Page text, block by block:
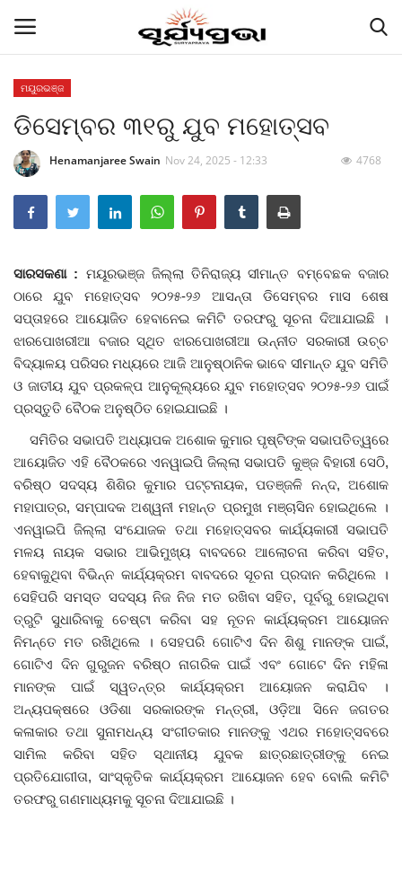
Contact
Gallery
E-paper
ରାଜ୍ୟ
ରାଜନୀତି
କି କଥା ବୋଇଲେ
ଦେଶ ବିଦେଶ
ପ୍ରଶାସନ ଖବର
ଜିଲ୍ଲା
ଆପଣଙ୍କ କଲମରୁ
ମହାନଗର
ଅପରାଧ
ଖେଳ ଖବର
ବିଶେଷ
ମୟୁରଭଞ୍ଜ
ଡିସେମ୍ବର ୩୧ରୁ ଯୁବ ମହୋତ୍ସବ
Henamanjaree Swain Nov 24, 2025 - 12:33 4768
ସାରସକଣା : ମୟୂରଭଞ୍ଜ ଜିଲ୍ଲା ତିନିରାଜ୍ୟ ସୀମାନ୍ତ ବମ୍ବେଛକ ବଜାର
ଠାରେ ଯୁବ ମହୋତ୍ସବ ୨୦୨୫-୨୬ ଆସନ୍ତା ଡିସେମ୍ବର ମାସ ଶେଷ
ସପ୍ତାହରେ ଆୟୋଜିତ ହେବାନେଇ କମିଟି ତରଫରୁ ସୂଚନା ଦିଆଯାଇଛି ।
ଝାରପୋଖରୀଆ ବଜାର ସ୍ଥିତ ଝାରପୋଖରୀଆ ଉନ୍ନୀତ ସରକାରୀ ଉଚ୍ଚ
ବିଦ୍ୟାଳୟ ପରିସର ମଧ୍ୟରେ ଆଜି ଆନୁଷ୍ଠାନିକ ଭାବେ ସୀମାନ୍ତ ଯୁବ ସମିତି
ଓ ଜାତୀୟ ଯୁବ ପ୍ରକଳ୍ପ ଆନୁକୂଲ୍ୟରେ ଯୁବ ମହୋତ୍ସବ ୨୦୨୫-୨୬ ପାଇଁ
ପ୍ରସ୍ତୁତି ବୈଠକ ଅନୁଷ୍ଠିତ ହୋଇଯାଇଛି ।
ସମିତିର ସଭାପତି ଅଧ୍ୟାପକ ଅଶୋକ କୁମାର ପୃଷ୍ଟିଙ୍କ ସଭାପତିତ୍ୱରେ
ଆୟୋଜିତ ଏହି ବୈଠକରେ ଏନୱାଇପି ଜିଲ୍ଲା ସଭାପତି କୁଞ୍ଜ ବିହାରୀ ସେଠି,
ବରିଷ୍ଠ ସଦସ୍ୟ ଶିଶିର କୁମାର ପଟ୍ଟନାୟକ, ପତଞ୍ଜଳି ନନ୍ଦ, ଅଶୋକ
ମହାପାତ୍ର, ସମ୍ପାଦକ ଅଶ୍ୱନୀ ମହାନ୍ତ ପ୍ରମୁଖ ମଞ୍ଚାସିନ ହୋଇଥିଲେ ।
ଏନୱାଇପି ଜିଲ୍ଲା ସଂଯୋଜକ ତଥା ମହୋତ୍ସବର କାର୍ଯ୍ୟକାରୀ ସଭାପତି
ମଳୟ ନାୟକ ସଭାର ଆଭିମୁଖ୍ୟ ବାବଦରେ ଆଲୋଚନା କରିବା ସହିତ,
ହେବାକୁଥିବା ବିଭିନ୍ନ କାର୍ଯ୍ୟକ୍ରମ ବାବଦରେ ସୂଚନା ପ୍ରଦାନ କରିଥିଲେ ।
ସେହିପରି ସମସ୍ତ ସଦସ୍ୟ ନିଜ ନିଜ ମତ ରଖିବା ସହିତ, ପୂର୍ବରୁ ହୋଇଥିବା
ତ୍ରୁଟି ସୁଧାରିବାକୁ ଚେଷ୍ଟା କରିବା ସହ ନୂତନ କାର୍ଯ୍ୟକ୍ରମ ଆୟୋଜନ
ନିମନ୍ତେ ମତ ରଖିଥିଲେ । ସେହପରି ଗୋଟିଏ ଦିନ ଶିଶୁ ମାନଙ୍କ ପାଇଁ,
ଗୋଟିଏ ଦିନ ଗୁରୁଜନ ବରିଷ୍ଠ ନାଗରିକ ପାଇଁ ଏବଂ ଗୋଟେ ଦିନ ମହିଳା
ମାନଙ୍କ ପାଇଁ ସ୍ୱତନ୍ତ୍ର କାର୍ଯ୍ୟକ୍ରମ ଆୟୋଜନ କରାଯିବ ।
ଅନ୍ୟପକ୍ଷରେ ଓଡିଶା ସରକାରଙ୍କ ମନ୍ତ୍ରୀ, ଓଡ଼ିଆ ସିନେ ଜଗତର
କଳାକାର ତଥା ସୁନାମଧନ୍ୟ ସଂଗୀତକାର ମାନଙ୍କୁ ଏଥର ମହୋତ୍ସବରେ
ସାମିଲ କରିବା ସହିତ ସ୍ଥାନୀୟ ଯୁବକ ଛାତ୍ରଛାତ୍ରୀଙ୍କୁ ନେଇ
ପ୍ରତିଯୋଗୀତା, ସାଂସ୍କୃତିକ କାର୍ଯ୍ୟକ୍ରମ ଆୟୋଜନ ହେବ ବୋଲି କମିଟି
ତରଫରୁ ଗଣମାଧ୍ୟମକୁ ସୂଚନା ଦିଆଯାଇଛି ।